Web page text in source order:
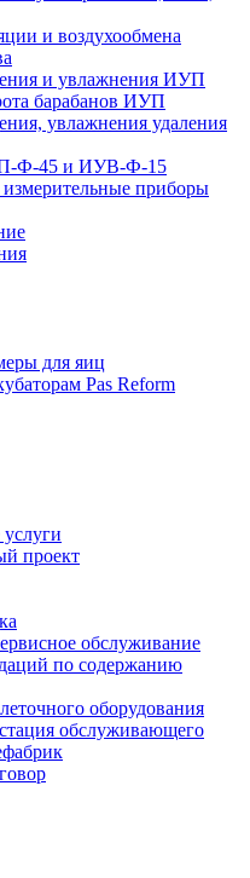
и воздухообмена
и увлажнения ИУП
барабанов ИУП
увлажнения удаления
Ф-45 и ИУВ-Ф-15
приборы
для яиц
Pas Reform
проект
обслуживание
по содержанию
оборудования
обслуживающего